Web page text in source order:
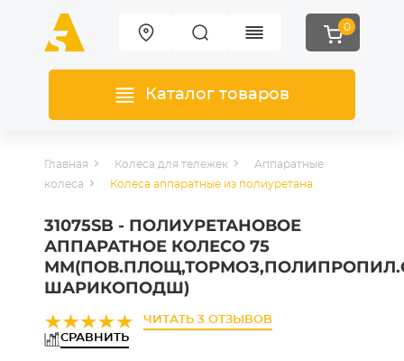
0
Каталог товаров
Главная Колеса для тележек
Аппаратные
колеса
Колеса аппаратные из полиуретана
31075SB - ПОЛИУРЕТАНОВОЕ
АППАРАТНОЕ КОЛЕСО 75
ШАРИКОПОДШ)
ЧИТАТЬ 3 ОТЗЫВОВ
СРАВНИТЬ